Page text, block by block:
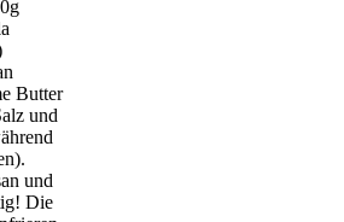
Butter
und
und
Die